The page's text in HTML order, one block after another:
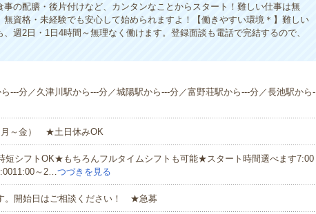
の配膳・後片付けなど、カンタンなことからスタート！難しい仕事は無
無資格・未経験でも安心して始められますよ！【働きやすい環境＊】難しい
週2日・1日4時間～無理なく働けます。登録面談も電話で完結するので、
---分／久津川駅から---分／城陽駅から---分／富野荘駅から---分／長池駅から-
月～金） ★土日休みOK
短シフトOK★もちろんフルタイムシフトも可能★スタート時間選べます7:00
～2…つづきを見る
。開始日はご相談ください！ ★急募